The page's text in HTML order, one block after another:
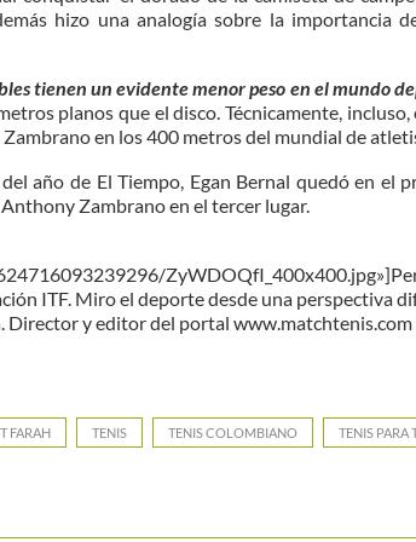
hizo una analogía sobre la importancia
tienen un evidente menor peso en el mundo
planos que el disco. Técnicamente,
en los 400 metros del mundial de
año de El Tiempo, Egan Bernal quedó en el
Zambrano en el tercer lugar.
ITF. Miro el deporte desde una perspectiva
Director y editor del portal
FARAH TENIS TENIS COLOMBIANO TENIS PARA